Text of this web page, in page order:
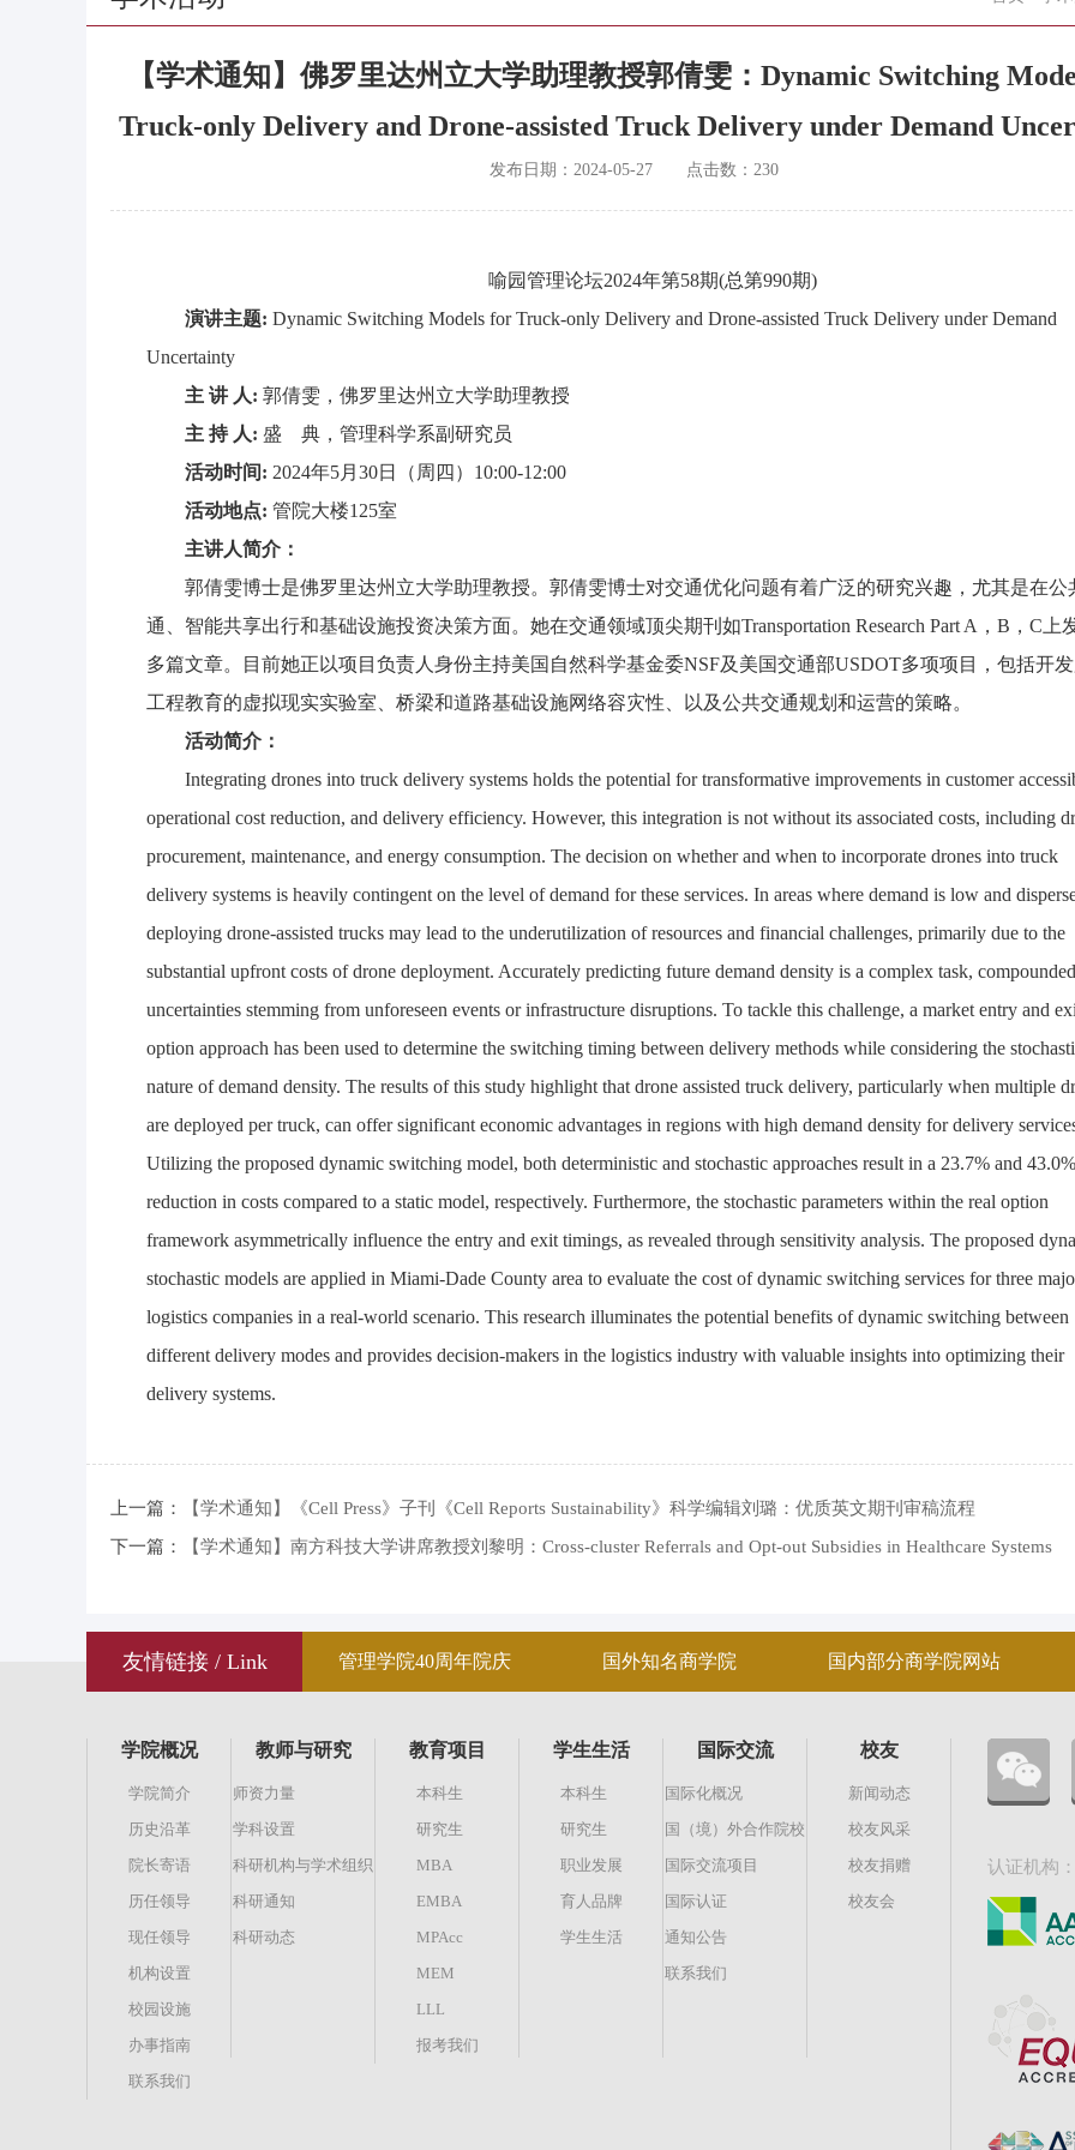
【学术通知】佛罗里达州立大学助理教授郭倩雯：Dynamic Switching
Truck-only Delivery and Drone-assisted Truck Delivery under Demand
发布日期： 2024-05-27 点击数： 230
喻园管理论坛2024年第58期(总第990期)
演讲主题: Dynamic Switching Models for Truck-only Delivery and Drone-assisted Truck Delivery under Demand
Uncertainty
主 讲 人: 郭倩雯，佛罗里达州立大学助理教授
主 持 人: 盛 典，管理科学系副研究员
活动时间: 2024年5月30日（周四）10:00-12:00
活动地点: 管院大楼125室
主讲人简介：
郭倩雯博士是佛罗里达州立大学助理教授。郭倩雯博士对交通优化问题有着广泛的研究兴趣，尤其是在公
通、智能共享出行和基础设施投资决策方面。她在交通领域顶尖期刊如Transportation Research Part A，B，C上
多篇文章。目前她正以项目负责人身份主持美国自然科学基金委NSF及美国交通部USDOT多项项目，包括开
工程教育的虚拟现实实验室、桥梁和道路基础设施网络容灾性、以及公共交通规划和运营的策略。
活动简介：
Integrating drones into truck delivery systems holds the potential for transformative improvements in customer
operational cost reduction, and delivery efficiency. However, this integration is not without its associated costs, including
procurement, maintenance, and energy consumption. The decision on whether and when to incorporate drones into truck
delivery systems is heavily contingent on the level of demand for these services. In areas where demand is low and
deploying drone-assisted trucks may lead to the underutilization of resources and financial challenges, primarily due to the
substantial upfront costs of drone deployment. Accurately predicting future demand density is a complex task,
uncertainties stemming from unforeseen events or infrastructure disruptions. To tackle this challenge, a market entry and
option approach has been used to determine the switching timing between delivery methods while considering the
nature of demand density. The results of this study highlight that drone assisted truck delivery, particularly when multiple
are deployed per truck, can offer significant economic advantages in regions with high demand density for delivery
Utilizing the proposed dynamic switching model, both deterministic and stochastic approaches result in a 23.7% and 43.0%
reduction in costs compared to a static model, respectively. Furthermore, the stochastic parameters within the real option
framework asymmetrically influence the entry and exit timings, as revealed through sensitivity analysis. The proposed
stochastic models are applied in Miami-Dade County area to evaluate the cost of dynamic switching services for three
logistics companies in a real-world scenario. This research illuminates the potential benefits of dynamic switching between
different delivery modes and provides decision-makers in the logistics industry with valuable insights into optimizing their
delivery systems.
上一篇：
【学术通知】《Cell Press》子刊《Cell Reports Sustainability》科学编辑刘璐：优质英文期刊审稿流程
下一篇：
【学术通知】南方科技大学讲席教授刘黎明：Cross-cluster Referrals and Opt-out Subsidies in Healthcare Systems
友情链接 / Link 管理学院40周年院庆 国外知名商学院 国内部分商学院网站
学院概况
学院简介
历史沿革
院长寄语
历任领导
现任领导
机构设置
校园设施
办事指南
联系我们
教师与研究
师资力量
学科设置
科研机构与学术组织
科研通知
科研动态
教育项目
本科生
研究生
MBA
EMBA
MPAcc
MEM
LLL
报考我们
学生生活
本科生
研究生
职业发展
育人品牌
学生生活
国际交流
国际化概况
国（境）外合作院校
国际交流项目
国际认证
通知公告
联系我们
校友
新闻动态
校友风采
校友捐赠
校友会
认证机构：